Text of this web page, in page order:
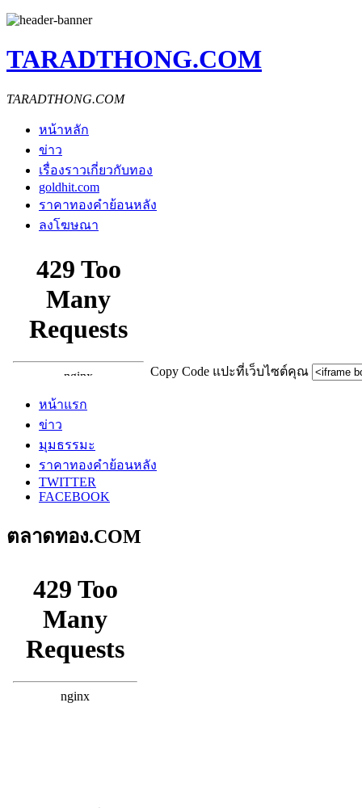
TARADTHONG.COM
TARADTHONG.COM
หน้าหลัก
ข่าว
เรื่องราวเกี่ยวกับทอง
goldhit.com
ราคาทองคำย้อนหลัง
ลงโฆษณา
Copy Code แปะที่เว็บไซต์คุณ
หน้าแรก
ข่าว
มุมธรรมะ
ราคาทองคำย้อนหลัง
TWITTER
FACEBOOK
ตลาดทอง.COM